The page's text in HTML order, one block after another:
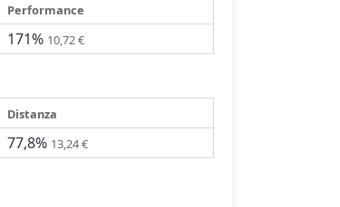
Performance
171% 10,72 €
Distanza
77,8% 13,24 €